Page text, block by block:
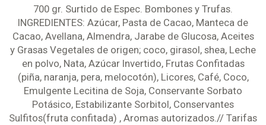
700 gr. Surtido de Espec. Bombones y Trufas.
INGREDIENTES: Azúcar, Pasta de Cacao, Manteca de
Cacao, Avellana, Almendra, Jarabe de Glucosa, Aceites
y Grasas Vegetales de origen; coco, girasol, shea, Leche
en polvo, Nata, Azúcar Invertido, Frutas Confitadas
(piña, naranja, pera, melocotón), Licores, Café, Coco,
Emulgente Lecitina de Soja, Conservante Sorbato
Potásico, Estabilizante Sorbitol, Conservantes
Sulfitos(fruta confitada) , Aromas autorizados.// Tarifas